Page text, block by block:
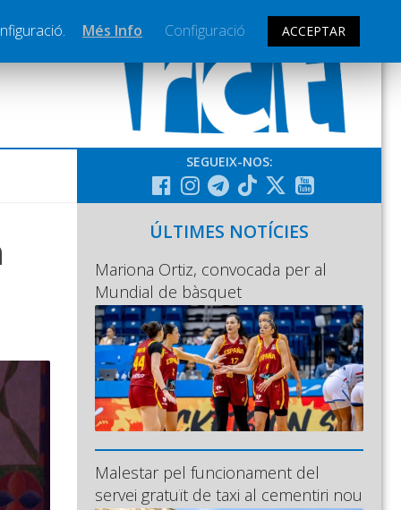
SEGUEIX-NOS:
ÚLTIMES NOTÍCIES
Mariona Ortiz, convocada per al
Mundial de bàsquet
Malestar pel funcionament del
servei gratuït de taxi al cementiri nou
Més Info Configuració ACCEPTAR